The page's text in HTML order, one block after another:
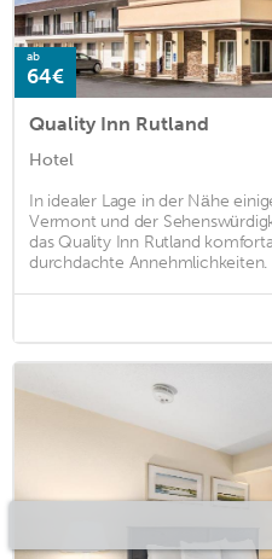
ab
64€
Quality Inn Rutland
Hotel
In idealer Lage in der Nähe
Vermont und der
das Quality Inn Rutland
durchdachte Annehmlichkeiten.